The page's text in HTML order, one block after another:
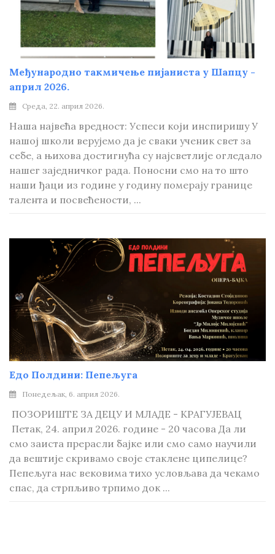
Међународно такмичење пијаниста у Шапцу -
април 2026.
Среда, 22. април 2026.
Наша највећа вредност: Успеси који инспиришу У
нашој школи верујемо да је сваки ученик свет за
себе, а њихова достигнућа су најсветлије огледало
нашег заједничког рада. Поносни смо на то што
наши ђаци из године у годину померају границе
талента и посвећености, ...
Едо Полдини: Пепељуга
Понедељак, 6. април 2026.
ПОЗОРИШТЕ ЗА ДЕЦУ И МЛАДЕ - КРАГУЈЕВАЦ
Петак, 24. април 2026. године - 20 часова Да ли
смо заиста прерасли бајке или смо само научили
да вештије скривамо своје стаклене ципелице?
Пепељуга нас вековима тихо условљава да чекамо
спас, да стрпљиво трпимо док ...